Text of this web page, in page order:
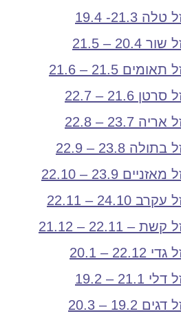
21.3- 19.4
20.4 – 21.5
21.5 – 21.6
21.6 – 22.7
23.7 – 22.8
23.8 – 22.9
23.9 – 22.10
24.10 – 22.11
– 22.11 – 21.12
22.12 – 20.1
21.1 – 19.2
19.2 – 20.3